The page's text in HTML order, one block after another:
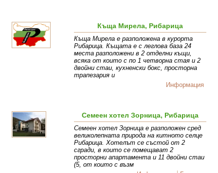
Къща Мирела, Рибарица
Къща Мирела е разположена в курорта
Рибарица. Къщата е с леглова база 24
места разположени в 2 отделни къщи,
всяка от които с по 1 четворна стая и 2
двойни стаи, кухненски бокс, просторна
трапезария и
Информация
Семеен хотел Зорница, Рибарица
Семеен хотел Зорница е разположен сред
великолепната природа на китното селце
Рибарица. Хотелът се състой от 2
сгради, в които се помещават 2
просторни апартамента и 11 двойни стаи
(5, от които с възм